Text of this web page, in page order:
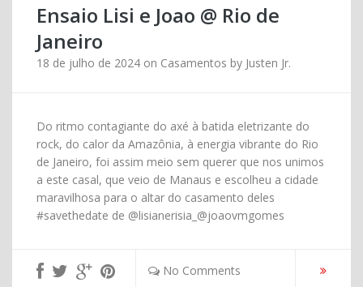
Ensaio Lisi e Joao @ Rio de
Janeiro
18 de julho de 2024 on Casamentos by Justen Jr.
Do ritmo contagiante do axé à batida eletrizante do
rock, do calor da Amazônia, à energia vibrante do Rio
de Janeiro, foi assim meio sem querer que nos unimos
a este casal, que veio de Manaus e escolheu a cidade
maravilhosa para o altar do casamento deles
#savethedate de @lisianerisia_@joaovmgomes
No Comments